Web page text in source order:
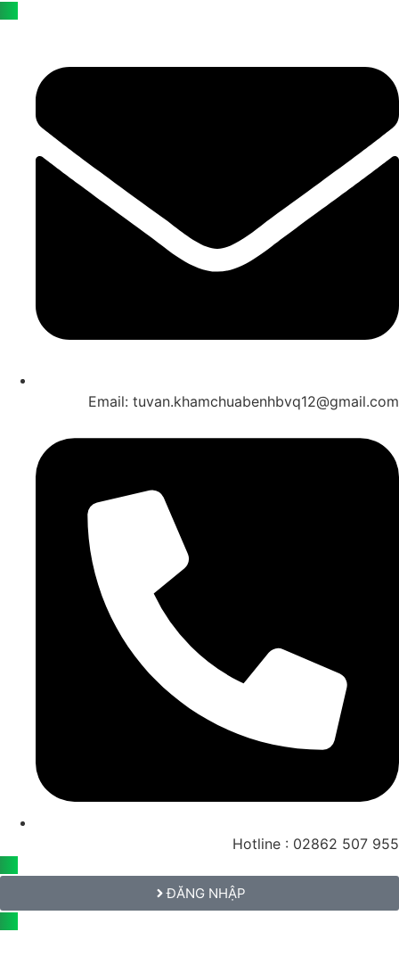
Email: tuvan.khamchuabenhbvq12@gmail.com
Hotline : 02862 507 955
ĐĂNG NHẬP